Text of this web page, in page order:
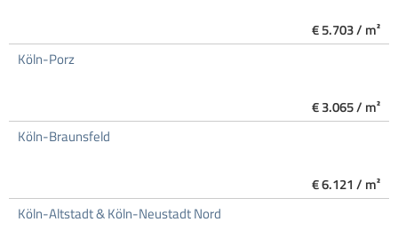
€ 5.703 / m²
Köln-Porz
€ 3.065 / m²
Köln-Braunsfeld
€ 6.121 / m²
Köln-Altstadt & Köln-Neustadt Nord